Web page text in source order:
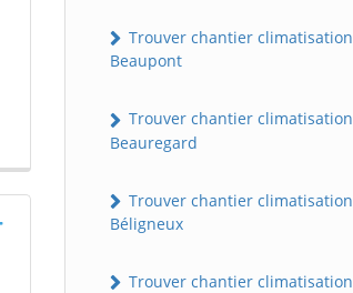
Trouver chantier climatisation
Beaupont
Trouver chantier climatisation
Beauregard
Trouver chantier climatisation
Béligneux
Trouver chantier climatisation